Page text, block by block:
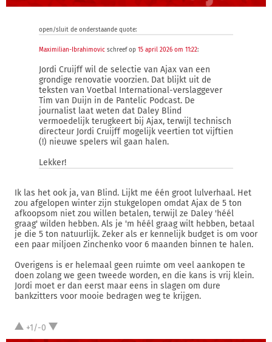
open/sluit de onderstaande quote:
Maximilian-Ibrahimovic schreef op 15 april 2026 om 11:22:
Jordi Cruijff wil de selectie van Ajax van een
grondige renovatie voorzien. Dat blijkt uit de
teksten van Voetbal International-verslaggever
Tim van Duijn in de Pantelic Podcast. De
journalist laat weten dat Daley Blind
vermoedelijk terugkeert bij Ajax, terwijl technisch
directeur Jordi Cruijff mogelijk veertien tot vijftien
(!) nieuwe spelers wil gaan halen.
Lekker!
Ik las het ook ja, van Blind. Lijkt me één groot lulverhaal. Het
zou afgelopen winter zijn stukgelopen omdat Ajax de 5 ton
afkoopsom niet zou willen betalen, terwijl ze Daley 'héél
graag' wilden hebben. Als je 'm héél graag wilt hebben, betaal
je die 5 ton natuurlijk. Zeker als er kennelijk budget is om voor
een paar miljoen Zinchenko voor 6 maanden binnen te halen.
Overigens is er helemaal geen ruimte om veel aankopen te
doen zolang we geen tweede worden, en die kans is vrij klein.
Jordi moet er dan eerst maar eens in slagen om dure
bankzitters voor mooie bedragen weg te krijgen.
+1/-0